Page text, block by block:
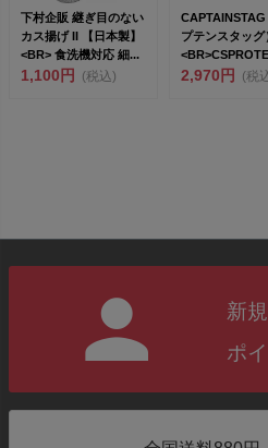
下村企販 継ぎ目のない
カス揚げ II 【日本製】
<BR> 食洗機対応 細...
1,100円 (税込)
CAPTAINSTAG
プテンスタッグ
2,970円 (税
新
ポ